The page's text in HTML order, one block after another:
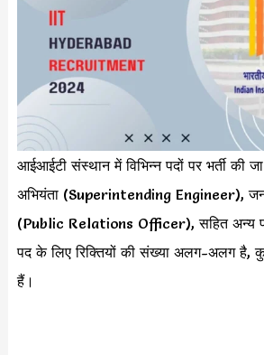
आईआईटी संस्थान में विभिन्न पदों पर भर्ती की
अभियंता (Superintending Engineer),
(Public Relations Officer), सहित अन्य
पद के लिए रिक्तियों की संख्या अलग-अलग है,
हैं।